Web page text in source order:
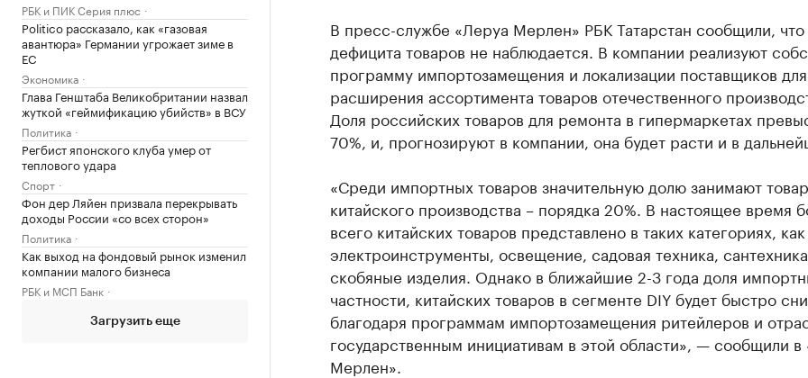
РБК и ПИК Серия плюс
Politico рассказало, как «газовая
авантюра» Германии угрожает зиме в
ЕС
Экономика
Глава Генштаба Великобритании назвал
жуткой «геймификацию убийств» в ВСУ
Политика
Регбист японского клуба умер от
теплового удара
Спорт
Фон дер Ляйен призвала перекрывать
доходы России «со всех сторон»
Политика
Как выход на фондовый рынок изменил
компании малого бизнеса
РБК и МСП Банк
Загрузить еще
В пресс-службе «Леруа Мерлен» РБК Татарстан сообщили, что
дефицита товаров не наблюдается. В компании реализуют
программу импортозамещения и локализации поставщиков для
расширения ассортимента товаров отечественного
Доля российских товаров для ремонта в гипермаркетах
70%, и, прогнозируют в компании, она будет расти и в
«Среди импортных товаров значительную долю занимают
китайского производства – порядка 20%. В настоящее время
всего китайских товаров представлено в таких категориях, как
электроинструменты, освещение, садовая техника,
скобяные изделия. Однако в ближайшие 2-3 года доля
частности, китайских товаров в сегменте DIY будет быстро
благодаря программам импортозамещения ритейлеров и
государственным инициативам в этой области», — сообщили в
Мерлен».